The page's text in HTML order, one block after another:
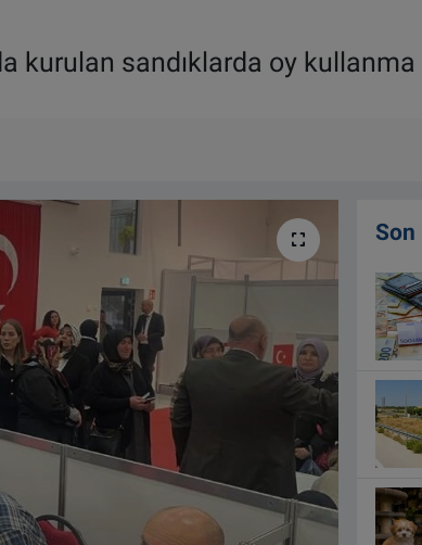
kurulan sandıklarda oy kullanma